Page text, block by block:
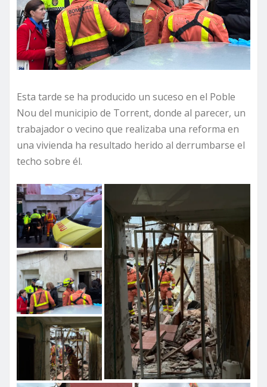
Esta tarde se ha producido un suceso en el Poble
Nou del municipio de Torrent, donde al parecer, un
trabajador o vecino que realizaba una reforma en
una vivienda ha resultado herido al derrumbarse el
techo sobre él.